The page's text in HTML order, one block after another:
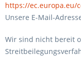
https://ec.europa.eu/
Unsere E-Mail-
Wir sind nicht bereit